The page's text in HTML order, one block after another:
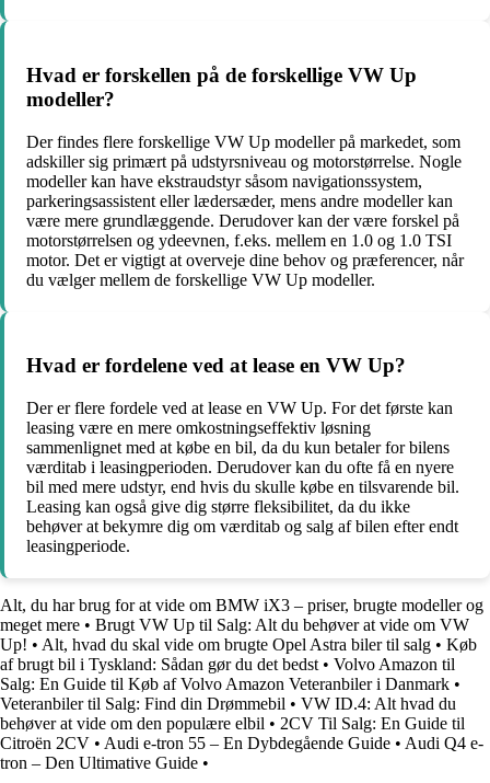
Hvad er forskellen på de forskellige VW Up
modeller?
Der findes flere forskellige VW Up modeller på markedet, som
adskiller sig primært på udstyrsniveau og motorstørrelse. Nogle
modeller kan have ekstraudstyr såsom navigationssystem,
parkeringsassistent eller lædersæder, mens andre modeller kan
være mere grundlæggende. Derudover kan der være forskel på
motorstørrelsen og ydeevnen, f.eks. mellem en 1.0 og 1.0 TSI
motor. Det er vigtigt at overveje dine behov og præferencer, når
du vælger mellem de forskellige VW Up modeller.
Hvad er fordelene ved at lease en VW Up?
Der er flere fordele ved at lease en VW Up. For det første kan
leasing være en mere omkostningseffektiv løsning
sammenlignet med at købe en bil, da du kun betaler for bilens
værditab i leasingperioden. Derudover kan du ofte få en nyere
bil med mere udstyr, end hvis du skulle købe en tilsvarende bil.
Leasing kan også give dig større fleksibilitet, da du ikke
behøver at bekymre dig om værditab og salg af bilen efter endt
leasingperiode.
Alt, du har brug for at vide om BMW iX3 – priser, brugte modeller og
meget mere • Brugt VW Up til Salg: Alt du behøver at vide om VW
Up! • Alt, hvad du skal vide om brugte Opel Astra biler til salg • Køb
af brugt bil i Tyskland: Sådan gør du det bedst • Volvo Amazon til
Salg: En Guide til Køb af Volvo Amazon Veteranbiler i Danmark •
Veteranbiler til Salg: Find din Drømmebil • VW ID.4: Alt hvad du
behøver at vide om den populære elbil • 2CV Til Salg: En Guide til
Citroën 2CV • Audi e-tron 55 – En Dybdegående Guide • Audi Q4 e-
tron – Den Ultimative Guide •